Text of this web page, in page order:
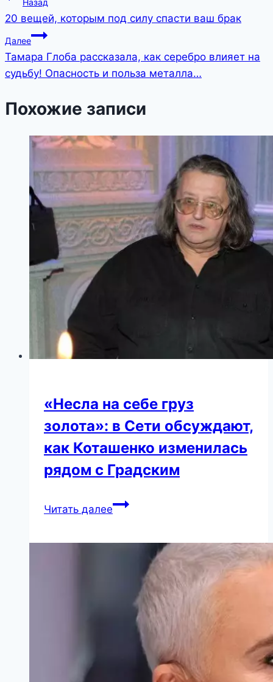
по
записям
20 вещей, которым под силу спасти ваш брак
Далее
Тамара Глоба рассказала, как серебро влияет на
судьбу! Опасность и польза металла…
Похожие записи
«Несла на себе груз
золота»: в Сети обсуждают,
как Коташенко изменилась
рядом с Градским
Читать далее«Несла
золота»:
Сети
обсуждают,
Коташенко
изменилась